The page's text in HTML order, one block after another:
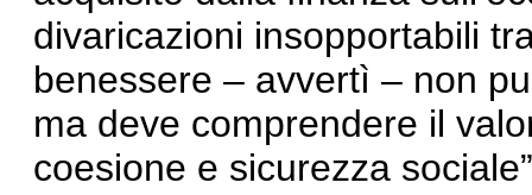
divaricazioni insopportabili
benessere – avvertì – non
ma deve comprendere il
coesione e sicurezza